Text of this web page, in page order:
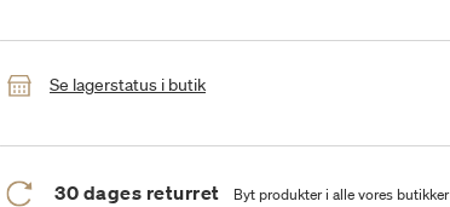
Se lagerstatus i butik
30 dages returret Byt produkter i alle vores butikker